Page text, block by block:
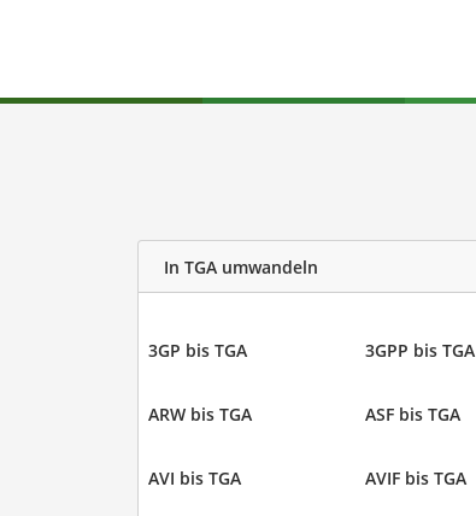
In TGA umwandeln
3GP bis TGA 3GPP bis TGA
ARW bis TGA ASF bis TGA
AVI bis TGA AVIF bis TGA